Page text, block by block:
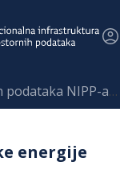
NIPP-a
energije